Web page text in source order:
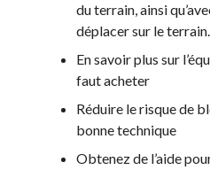
Pickleball Brackets –
solutions logicielles
Auto-évaluation des
niveaux de
compétence
du terrain, ainsi
déplacer sur le terrain.
En savoir plus sur
faut acheter
Réduire le risque de
bonne technique
Obtenez de l’aide